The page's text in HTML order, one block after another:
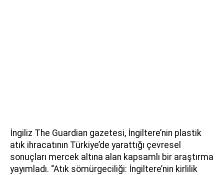
İngiliz The Guardian gazetesi, İngiltere’nin plastik
atık ihracatının Türkiye’de yarattığı çevresel
sonuçları mercek altına alan kapsamlı bir araştırma
yayımladı. “Atık sömürgeciliği: İngiltere’nin kirlilik